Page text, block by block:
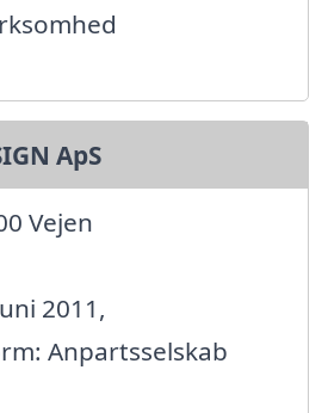
ApS
Vejen
2011,
Anpartsselskab